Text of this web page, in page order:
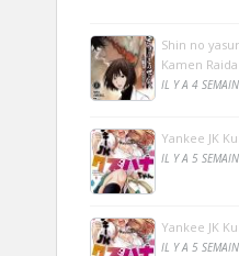
Shin no
Kamen
IL Y A 4
Yankee JK
IL Y A 5
Yankee JK
IL Y A 5